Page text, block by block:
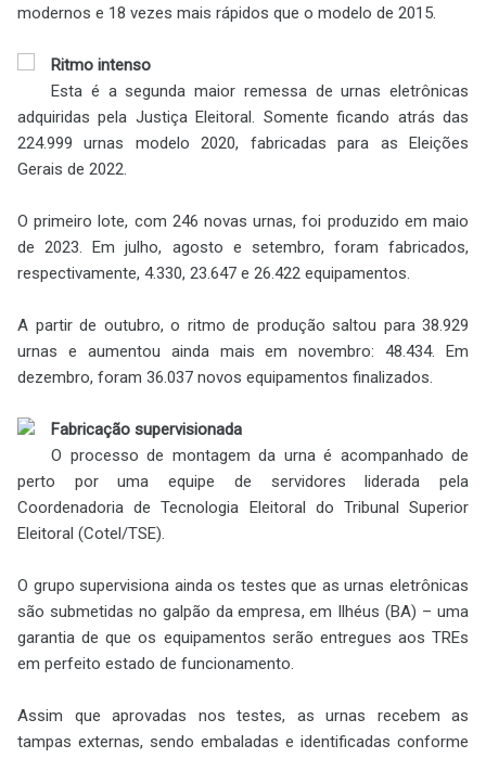
modernos e 18 vezes mais rápidos que o modelo de 2015.
Ritmo intenso
Esta é a segunda maior remessa de urnas eletrônicas
adquiridas pela Justiça Eleitoral. Somente ficando atrás das
224.999 urnas modelo 2020, fabricadas para as Eleições
Gerais de 2022.
O primeiro lote, com 246 novas urnas, foi produzido em maio
de 2023. Em julho, agosto e setembro, foram fabricados,
respectivamente, 4.330, 23.647 e 26.422 equipamentos.
A partir de outubro, o ritmo de produção saltou para 38.929
urnas e aumentou ainda mais em novembro: 48.434. Em
dezembro, foram 36.037 novos equipamentos finalizados.
Fabricação supervisionada
O processo de montagem da urna é acompanhado de
perto por uma equipe de servidores liderada pela
Coordenadoria de Tecnologia Eleitoral do Tribunal Superior
Eleitoral (Cotel/TSE).
O grupo supervisiona ainda os testes que as urnas eletrônicas
são submetidas no galpão da empresa, em Ilhéus (BA) – uma
garantia de que os equipamentos serão entregues aos TREs
em perfeito estado de funcionamento.
Assim que aprovadas nos testes, as urnas recebem as
tampas externas, sendo embaladas e identificadas conforme